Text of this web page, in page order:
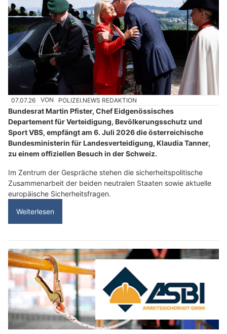
07.07.26 VON POLIZEI.NEWS REDAKTION
Bundesrat Martin Pfister, Chef Eidgenössisches
Departement für Verteidigung, Bevölkerungsschutz und
Sport VBS, empfängt am 6. Juli 2026 die österreichische
Bundesministerin für Landesverteidigung, Klaudia Tanner,
zu einem offiziellen Besuch in der Schweiz.
Im Zentrum der Gespräche stehen die sicherheitspolitische
Zusammenarbeit der beiden neutralen Staaten sowie aktuelle
europäische Sicherheitsfragen.
Weiterlesen